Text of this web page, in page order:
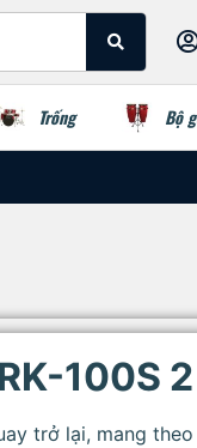
Trống Bộ
RK-100S 2
trở lại, mang theo